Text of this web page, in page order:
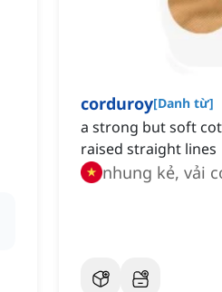
corduroy[Danh từ]
a strong but soft
raised straight lines
nhung kẻ, vải